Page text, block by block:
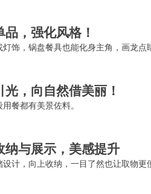
，强化风格！
饰，锅盘餐具也能化身主角，画龙点
，向自然借美丽！
餐都有美景佐料。
纳与展示，美感提升
计，向上收纳，一目了然也让取物更